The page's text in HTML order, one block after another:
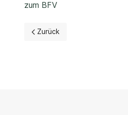
zum BFV
Vorheriger Beitrag: F-Junioren
Zurück